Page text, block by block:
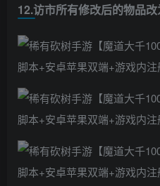
12.访市所有修改后的物品